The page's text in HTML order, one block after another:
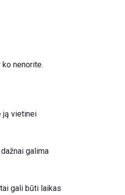
nenorite.
ją vietinei
galima
gali būti laikas